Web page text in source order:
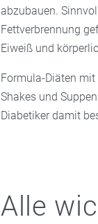
abzubauen.
Fettverbrennung
Eiweiß und
Formula-Diäten
Shakes und
Diabetiker damit
Alle